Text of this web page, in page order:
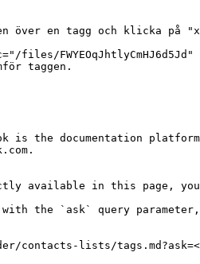
över en tagg och klicka
taggen.
is the documentation
in this page, you
with the `ask` query
contacts-lists/